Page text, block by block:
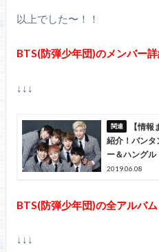
以上でした〜！！
BTS(防弾少年団)のメンバー
↓↓↓
【情
紹介！バンタ
ー＆ハングル
2019.06.08
BTS(防弾少年団)の全アルバ
↓↓↓